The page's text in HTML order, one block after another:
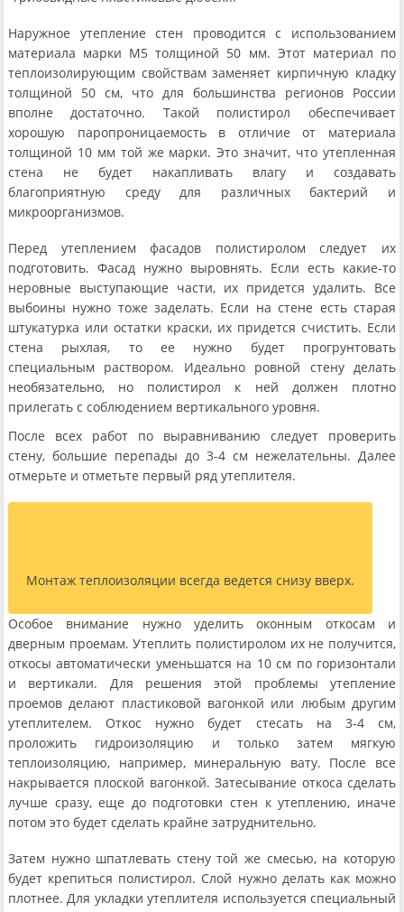
Наружное утепление стен проводится с использованием
материала марки М5 толщиной 50 мм. Этот материал по
теплоизолирующим свойствам заменяет кирпичную кладку
толщиной 50 см, что для большинства регионов России
вполне достаточно. Такой полистирол обеспечивает
хорошую паропроницаемость в отличие от материала
толщиной 10 мм той же марки. Это значит, что утепленная
стена не будет накапливать влагу и создавать
благоприятную среду для различных бактерий и
микроорганизмов.
Перед утеплением фасадов полистиролом следует их
подготовить. Фасад нужно выровнять. Если есть какие-то
неровные выступающие части, их придется удалить. Все
выбоины нужно тоже заделать. Если на стене есть старая
штукатурка или остатки краски, их придется счистить. Если
стена рыхлая, то ее нужно будет прогрунтовать
специальным раствором. Идеально ровной стену делать
необязательно, но полистирол к ней должен плотно
прилегать с соблюдением вертикального уровня.
После всех работ по выравниванию следует проверить
стену, большие перепады до 3-4 см нежелательны. Далее
отмерьте и отметьте первый ряд утеплителя.
Монтаж теплоизоляции всегда ведется снизу вверх.
Особое внимание нужно уделить оконным откосам и
дверным проемам. Утеплить полистиролом их не получится,
откосы автоматически уменьшатся на 10 см по горизонтали
и вертикали. Для решения этой проблемы утепление
проемов делают пластиковой вагонкой или любым другим
утеплителем. Откос нужно будет стесать на 3-4 см,
проложить гидроизоляцию и только затем мягкую
теплоизоляцию, например, минеральную вату. После все
накрывается плоской вагонкой. Затесывание откоса сделать
лучше сразу, еще до подготовки стен к утеплению, иначе
потом это будет сделать крайне затруднительно.
Затем нужно шпатлевать стену той же смесью, на которую
будет крепиться полистирол. Слой нужно делать как можно
плотнее. Для укладки утеплителя используется специальный